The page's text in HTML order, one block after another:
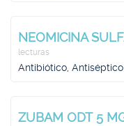
NEOMICINA
lecturas
Antibiótico,
ZUBAM ODT 5